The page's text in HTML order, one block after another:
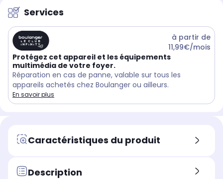
Services
à partir de
11,99€/mois
Protégez cet appareil et les équipements
multimédia de votre foyer.
Réparation en cas de panne, valable sur tous les
appareils achetés chez Boulanger ou ailleurs.
En savoir plus
Caractéristiques du produit
Description